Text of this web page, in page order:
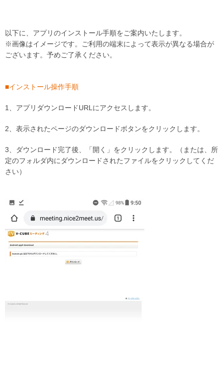
以下に、アプリのインストール手順をご案内いたします。
※画像はイメージです。ご利用の端末によって表示が異なる場合が
ございます。予めご了承ください。
■インストール操作手順
1、アプリダウンロードURLにアクセスします。
2、表示されたページのダウンロードボタンをクリックします。
3、ダウンロード完了後、「開く」をクリックします。（または、所
定のフォルダ内にダウンロードされたファイルをクリックしてくだ
さい）